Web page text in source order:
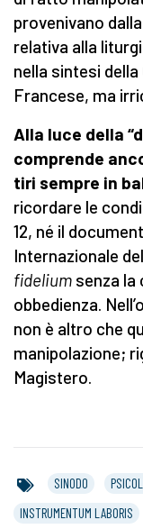
provenivano
relativa alla
nella sintesi
Francese, ma
Alla luce della
comprende
tiri sempre in
ricordare le
12, né il
Internazionale
fidelium senza la
obbedienza.
non è altro che
manipolazione;
Magistero.
SINODO
INSTRUMENTUM LABORIS